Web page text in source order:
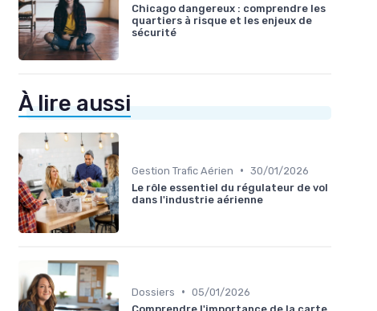
Chicago dangereux : comprendre les
quartiers à risque et les enjeux de
sécurité
À lire aussi
Gestion Trafic Aérien • 30/01/2026
Le rôle essentiel du régulateur de vol
dans l'industrie aérienne
Dossiers • 05/01/2026